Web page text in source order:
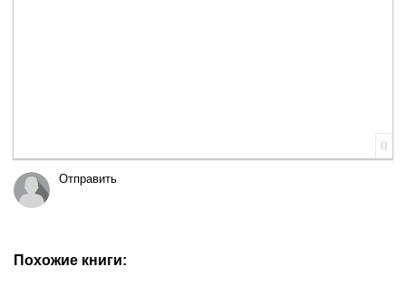
0
Отправить
Похожие книги: